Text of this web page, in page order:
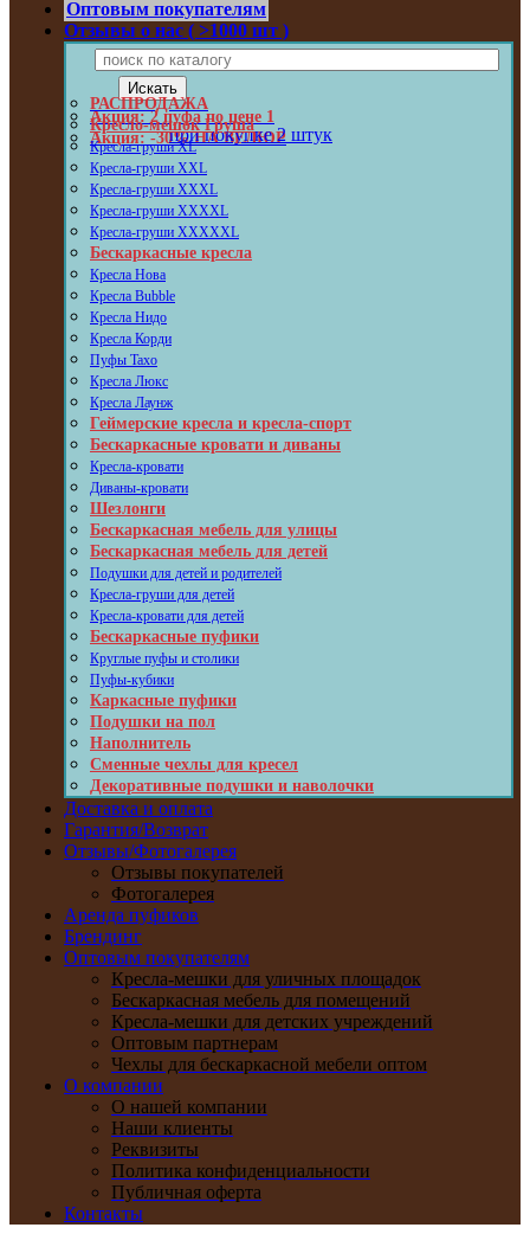
Оптовым покупателям
Отзывы о нас ( >1000 шт )
Акция: 2 пуфа по цене 1
Акция: -30% НА ВЕЛЮР
при покупке 2 штук
РАСПРОДАЖА
Кресло-мешок Груша
Кресла-груши XL
Кресла-груши XXL
Кресла-груши XXXL
Кресла-груши XXXXL
Кресла-груши XXXXXL
Бескаркасные кресла
Кресла Нова
Кресла Bubble
Кресла Нидо
Кресла Корди
Пуфы Taxo
Кресла Люкс
Кресла Лаунж
Геймерские кресла и кресла-спорт
Бескаркасные кровати и диваны
Кресла-кровати
Диваны-кровати
Шезлонги
Бескаркасная мебель для улицы
Бескаркасная мебель для детей
Подушки для детей и родителей
Кресла-груши для детей
Кресла-кровати для детей
Бескаркасные пуфики
Круглые пуфы и столики
Пуфы-кубики
Каркасные пуфики
Подушки на пол
Наполнитель
Сменные чехлы для кресел
Декоративные подушки и наволочки
Доставка и оплата
Гарантия/Возврат
Отзывы/Фотогалерея
Отзывы покупателей
Фотогалерея
Аренда пуфиков
Брендинг
Оптовым покупателям
Кресла-мешки для уличных площадок
Бескаркасная мебель для помещений
Кресла-мешки для детских учреждений
Оптовым партнерам
Чехлы для бескаркасной мебели оптом
О компании
О нашей компании
Наши клиенты
Реквизиты
Политика конфиденциальности
Публичная оферта
Контакты